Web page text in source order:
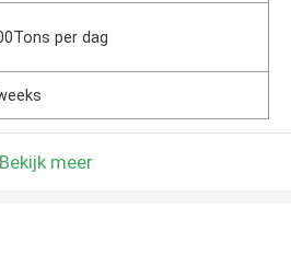
per dag
Bekijk meer